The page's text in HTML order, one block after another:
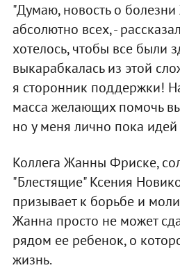
"Думаю, новость о
абсолютно всех, -
хотелось, чтобы все были
выкарабкалась из этой
я сторонник поддержки!
масса желающих помочь
но у меня лично пока идей
Коллега Жанны Фриске,
"Блестящие" Ксения
призывает к борьбе и
Жанна просто не может
рядом ее ребенок, о
жизнь.